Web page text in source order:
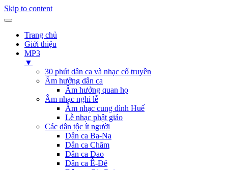
Skip to content
Trang chủ
Giới thiệu
MP3
▼
30 phút dân ca và nhạc cổ truyền
Âm hưởng dân ca
Âm hưởng quan họ
Âm nhạc nghi lễ
Âm nhạc cung đình Huế
Lễ nhạc phật giáo
Các dân tộc ít người
Dân ca Ba-Na
Dân ca Chăm
Dân ca Dao
Dân ca Ê-Đê